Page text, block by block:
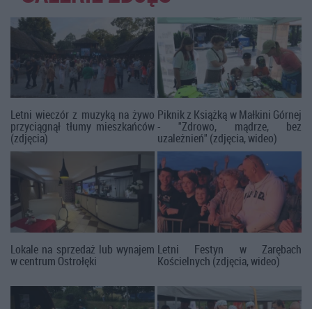
Letni wieczór z muzyką na żywo
przyciągnął tłumy mieszkańców
(zdjęcia)
Piknik z Książką w Małkini Górnej
- "Zdrowo, mądrze, bez
uzależnień" (zdjęcia, wideo)
Lokale na sprzedaż lub wynajem
w centrum Ostrołęki
Letni Festyn w Zarębach
Kościelnych (zdjęcia, wideo)